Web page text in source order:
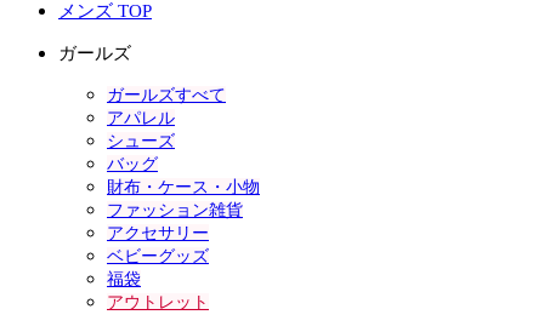
メンズ TOP
ガールズ
ガールズすべて
アパレル
シューズ
バッグ
財布・ケース・小物
ファッション雑貨
アクセサリー
ベビーグッズ
福袋
アウトレット